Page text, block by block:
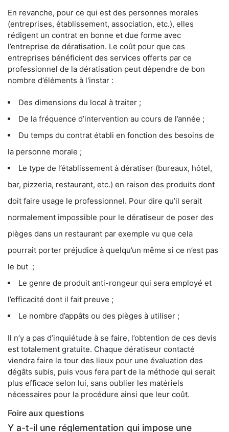
En revanche, pour ce qui est des personnes morales
(entreprises, établissement, association, etc.), elles
rédigent un contrat en bonne et due forme avec
l’entreprise de dératisation. Le coût pour que ces
entreprises bénéficient des services offerts par ce
professionnel de la dératisation peut dépendre de bon
nombre d’éléments à l'instar :
Des dimensions du local à traiter ;
De la fréquence d’intervention au cours de l’année ;
Du temps du contrat établi en fonction des besoins de
la personne morale ;
Le type de l’établissement à dératiser (bureaux, hôtel,
bar, pizzeria, restaurant, etc.) en raison des produits dont
doit faire usage le professionnel. Pour dire qu’il serait
normalement impossible pour le dératiseur de poser des
pièges dans un restaurant par exemple vu que cela
pourrait porter préjudice à quelqu’un même si ce n’est pas
le but ;
Le genre de produit anti-rongeur qui sera employé et
l’efficacité dont il fait preuve ;
Le nombre d’appâts ou des pièges à utiliser ;
Il n’y a pas d’inquiétude à se faire, l’obtention de ces devis
est totalement gratuite. Chaque dératiseur contacté
viendra faire le tour des lieux pour une évaluation des
dégâts subis, puis vous fera part de la méthode qui serait
plus efficace selon lui, sans oublier les matériels
nécessaires pour la procédure ainsi que leur coût.
Foire aux questions
Y a-t-il une réglementation qui impose une